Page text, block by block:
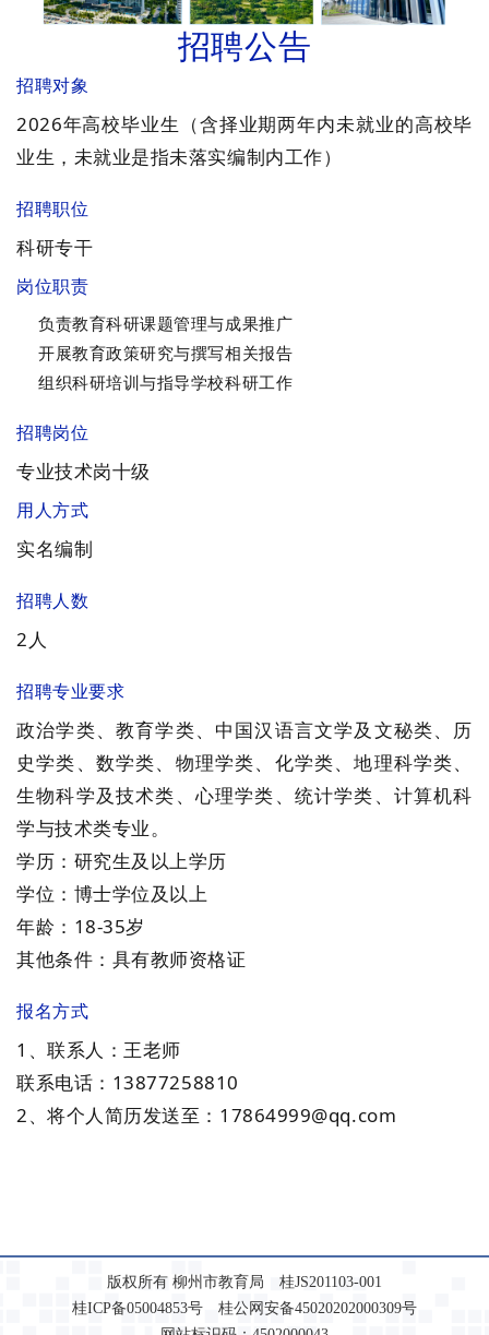
招聘公告
招聘对象
2026年高校毕业生（含择业期两年内未就业的高校毕
业生，未就业是指未落实编制内工作）
招聘职位
科研专干
岗位职责
负责教育科研课题管理与成果推广
开展教育政策研究与撰写相关报告
组织科研培训与指导学校科研工作
招聘岗位
专业技术岗十级
用人方式
实名编制
招聘人数
2人
招聘专业要求
政治学类、教育学类、中国汉语言文学及文秘类、历
史学类、数学类、物理学类、化学类、地理科学类、
生物科学及技术类、心理学类、统计学类、计算机科
学与技术类专业。
学历：研究生及以上学历
学位：博士学位及以上
年龄：18-35岁
其他条件：具有教师资格证
报名方式
1、联系人：王老师
联系电话：13877258810
2、将个人简历发送至：17864999@qq.com
版权所有 柳州市教育局 桂JS201103-001
桂ICP备05004853号 桂公网安备45020202000309号